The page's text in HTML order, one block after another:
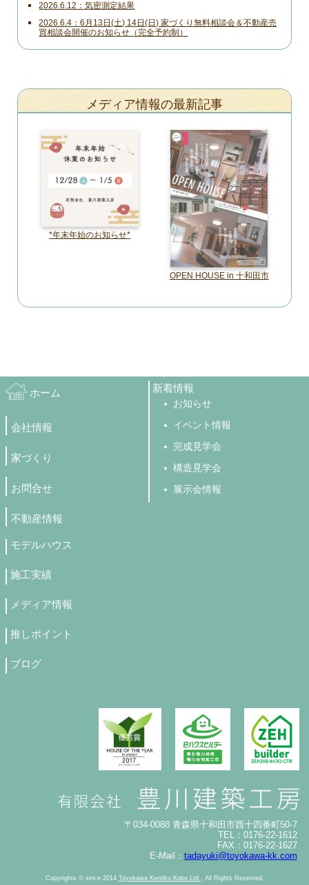
2026.6.12 気密測定結果
2026.6.4
6月13日(土) 14日(日) 家づくり無料相談会＆不動産売
買相談会開催のお知らせ（完全予約制）
メディア情報の最新記事
*年末年始のお知らせ*
OPEN HOUSE in 十和田市
ホーム
会社情報
家づくり
お問合せ
不動産情報
新着情報
お知らせ
イベント情報
完成見学会
構造見学会
展示会情報
モデルハウス
施工実績
メディア情報
推しポイント
ブログ
〒034-0088 青森県十和田市西十四番町50-7
TEL：0176-22-1612
FAX：0176-22-1627
E-Mail： tadayuki@toyokawa-kk.com
Copyrights © since 2014 Toyokawa Kentiku Kobo Ltd., All Rights Reserved.